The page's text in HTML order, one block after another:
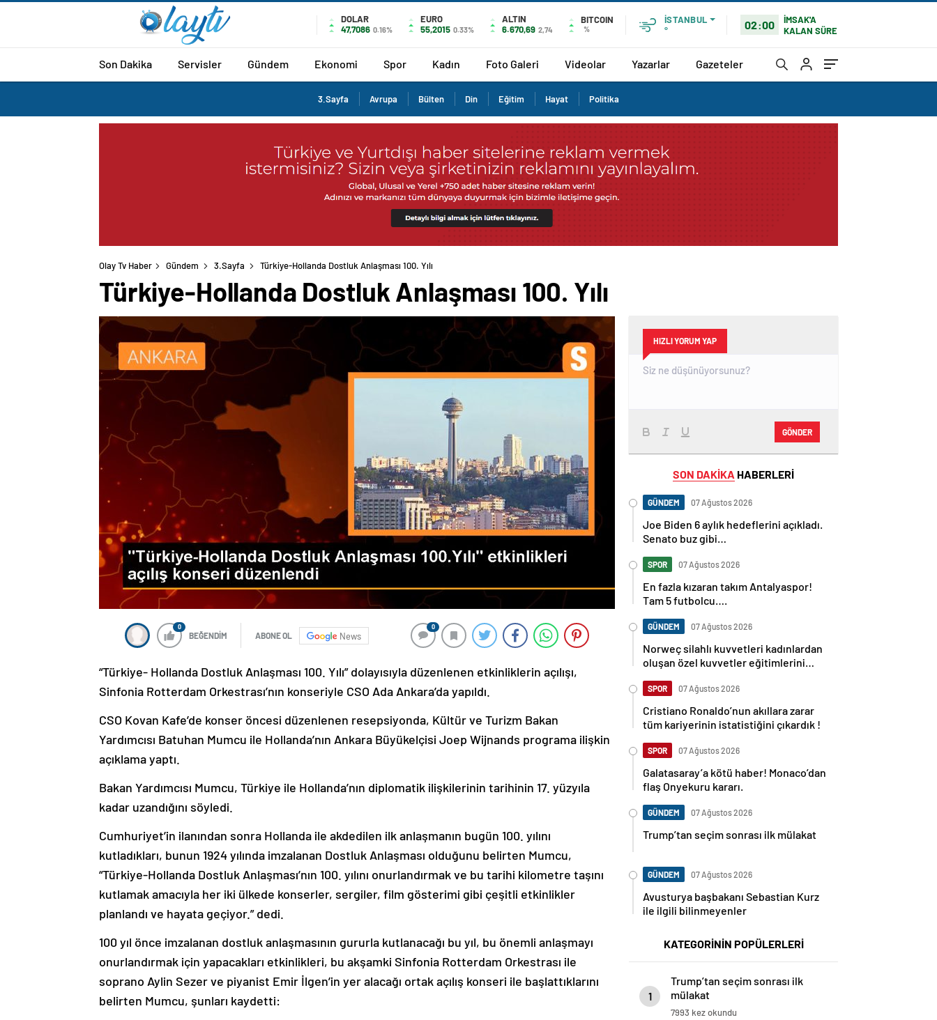
DOLAR
47,7086 0.16%
EURO
55,2015 0.33%
ALTIN
6.670,69 2,74
BITCOIN
%
İSTANBUL
°
02:00
İMSAK'A
KALAN SÜRE
Son Dakika Servisler Gündem Ekonomi Spor Kadın Foto Galeri Videolar Yazarlar Gazeteler
3.Sayfa Avrupa Bülten Din Eğitim Hayat Politika
Olay Tv Haber Gündem 3.Sayfa Türkiye-Hollanda Dostluk Anlaşması 100. Yılı
Türkiye-Hollanda Dostluk Anlaşması 100. Yılı
0
BEĞENDİM ABONE OL News
0
“Türkiye- Hollanda Dostluk Anlaşması 100. Yılı” dolayısıyla düzenlenen etkinliklerin açılışı,
Sinfonia Rotterdam Orkestrası’nın konseriyle CSO Ada Ankara’da yapıldı.
CSO Kovan Kafe’de konser öncesi düzenlenen resepsiyonda, Kültür ve Turizm Bakan
Yardımcısı Batuhan Mumcu ile Hollanda’nın Ankara Büyükelçisi Joep Wijnands programa ilişkin
açıklama yaptı.
Bakan Yardımcısı Mumcu, Türkiye ile Hollanda’nın diplomatik ilişkilerinin tarihinin 17. yüzyıla
kadar uzandığını söyledi.
Cumhuriyet’in ilanından sonra Hollanda ile akdedilen ilk anlaşmanın bugün 100. yılını
kutladıkları, bunun 1924 yılında imzalanan Dostluk Anlaşması olduğunu belirten Mumcu,
“Türkiye-Hollanda Dostluk Anlaşması’nın 100. yılını onurlandırmak ve bu tarihi kilometre taşını
kutlamak amacıyla her iki ülkede konserler, sergiler, film gösterimi gibi çeşitli etkinlikler
planlandı ve hayata geçiyor.” dedi.
100 yıl önce imzalanan dostluk anlaşmasının gururla kutlanacağı bu yıl, bu önemli anlaşmayı
onurlandırmak için yapacakları etkinlikleri, bu akşamki Sinfonia Rotterdam Orkestrası ile
soprano Aylin Sezer ve piyanist Emir İlgen’in yer alacağı ortak açılış konseri ile başlattıklarını
belirten Mumcu, şunları kaydetti:
HIZLI YORUM YAP
GÖNDER
SON DAKİKA HABERLERİ
GÜNDEM 07 Ağustos 2026
Joe Biden 6 aylık hedeflerini açıkladı.
Senato buz gibi…
SPOR 07 Ağustos 2026
En fazla kızaran takım Antalyaspor!
Tam 5 futbolcu….
GÜNDEM 07 Ağustos 2026
Norweç silahlı kuvvetleri kadınlardan
oluşan özel kuvvetler eğitimlerini
SPOR 07 Ağustos 2026
Cristiano Ronaldo’nun akıllara zarar
tüm kariyerinin istatistiğini çıkardık !
SPOR 07 Ağustos 2026
Galatasaray’a kötü haber! Monaco’dan
flaş Onyekuru kararı.
GÜNDEM 07 Ağustos 2026
Trump’tan seçim sonrası ilk mülakat
GÜNDEM 07 Ağustos 2026
Avusturya başbakanı Sebastian Kurz
ile ilgili bilinmeyenler
KATEGORİNİN POPÜLERLERİ
1
Trump’tan seçim sonrası ilk
mülakat
7993 kez okundu